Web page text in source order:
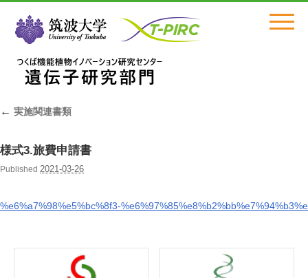
Click
← 実施関連書類
様式3.旅費申請書
Published 2021-03-26
%e6%a7%98%e5%bc%8f3-